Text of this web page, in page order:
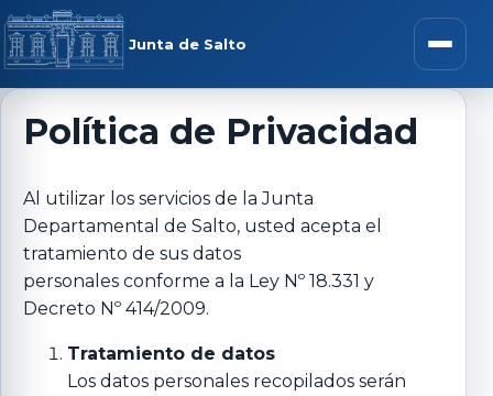
Saltar al contenido
Junta de Salto Abrir
menú
Política de Privacidad
Al utilizar los servicios de la Junta
Departamental de Salto, usted acepta el
tratamiento de sus datos
personales conforme a la Ley Nº 18.331 y
Decreto Nº 414/2009.
Tratamiento de datos
Los datos personales recopilados serán